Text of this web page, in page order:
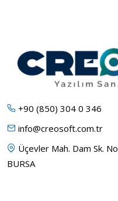
+90 (850) 304 0 346
info@creosoft.com.tr
Üçevler Mah. Dam Sk.
BURSA